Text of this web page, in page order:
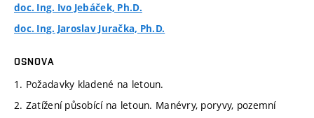
doc. Ing. Ivo Jebáček, Ph.D.
doc. Ing. Jaroslav Juračka, Ph.D.
OSNOVA
1. Požadavky kladené na letoun.
2. Zatížení působící na letoun. Manévry, poryvy, pozemní